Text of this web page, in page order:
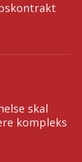
skal
kompleks